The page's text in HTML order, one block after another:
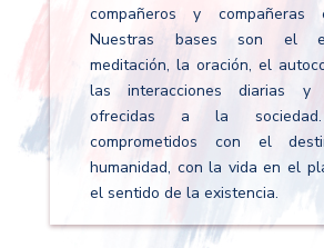
compañeros y compañeras
Nuestras bases son el
meditación, la oración, el
las interacciones diarias y
ofrecidas a la sociedad.
comprometidos con el
humanidad, con la vida en el
el sentido de la existencia.